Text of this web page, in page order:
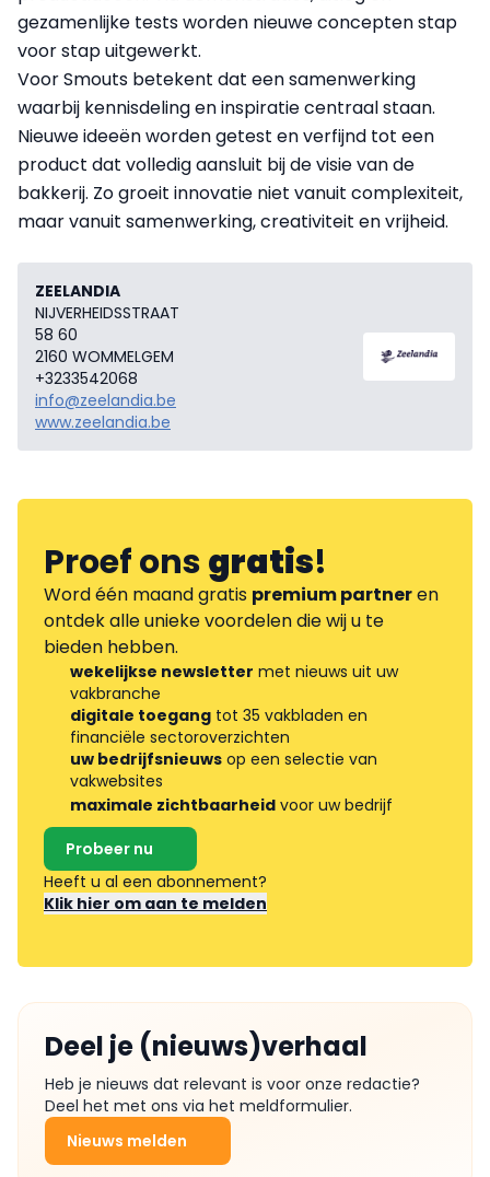
gezamenlijke tests worden nieuwe concepten stap
voor stap uitgewerkt.
Voor Smouts betekent dat een samenwerking
waarbij kennisdeling en inspiratie centraal staan.
Nieuwe ideeën worden getest en verfijnd tot een
product dat volledig aansluit bij de visie van de
bakkerij. Zo groeit innovatie niet vanuit complexiteit,
maar vanuit samenwerking, creativiteit en vrijheid.
ZEELANDIA
NIJVERHEIDSSTRAAT
58 60
2160 WOMMELGEM
+3233542068
info@zeelandia.be
www.zeelandia.be
Proef onsgratis!
Word één maand gratis premium partneren
ontdek alle unieke voordelen die wij u te
bieden hebben.
wekelijkse newsletter met nieuws uit uw
vakbranche
digitale toegang tot 35 vakbladen en
financiële sectoroverzichten
uw bedrijfsnieuws op een selectie van
vakwebsites
maximale zichtbaarheid voor uw bedrijf
Probeer nu
Heeft u al een abonnement?
Klik hier om aan te melden
Deel je (nieuws)verhaal
Heb je nieuws dat relevant is voor onze redactie?
Deel het met ons via het meldformulier.
Nieuws melden